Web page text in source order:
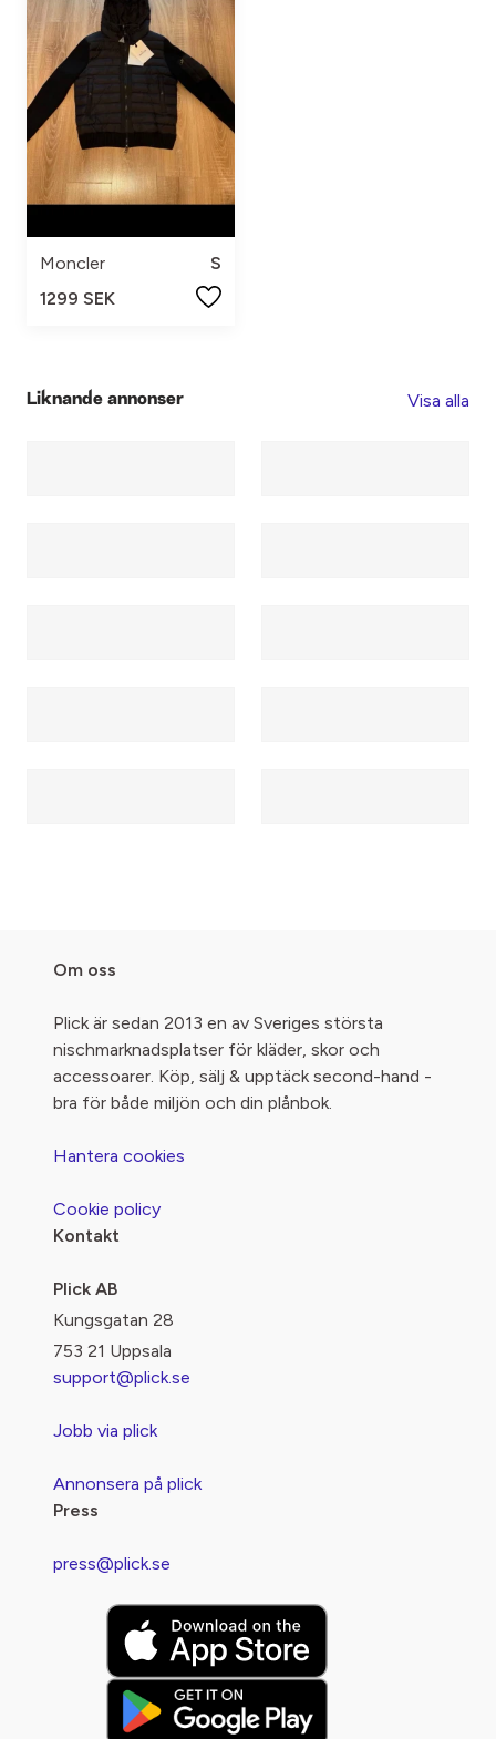
Moncler
S
1299 SEK
Liknande annonser Visa alla
Om oss
Plick är sedan 2013 en av Sveriges största
nischmarknadsplatser för kläder, skor och
accessoarer. Köp, sälj & upptäck second-hand -
bra för både miljön och din plånbok.
Hantera cookies
Cookie policy
Kontakt
Plick AB
Kungsgatan 28
753 21 Uppsala
support@plick.se
Jobb via plick
Annonsera på plick
Press
press@plick.se